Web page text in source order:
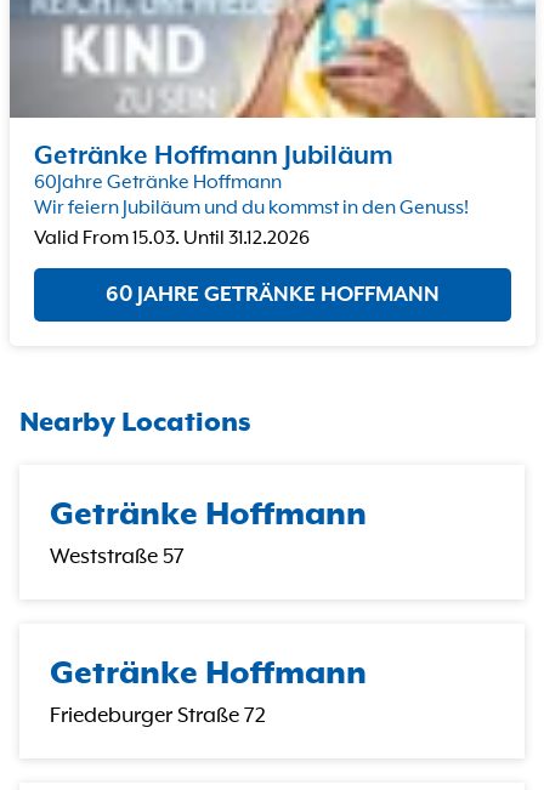
Getränke Hoffmann Jubiläum
60Jahre Getränke Hoffmann
Wir feiern Jubiläum und du kommst in den Genuss!
Valid From15.03. Until 31.12.2026
60 JAHRE GETRÄNKE HOFFMANN
Nearby Locations
Getränke Hoffmann
Weststraße 57
Getränke Hoffmann
Friedeburger Straße 72